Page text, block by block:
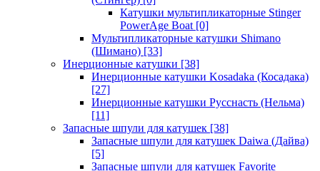
Катушки мультипликаторные Stinger
PowerAge Boat [0]
Мультипликаторные катушки Shimano
(Шимано) [33]
Инерционные катушки [38]
Инерционные катушки Kosadaka (Косадака)
[27]
Инерционные катушки Русснасть (Нельма)
[11]
Запасные шпули для катушек [38]
Запасные шпули для катушек Daiwa (Дайва)
[5]
Запасные шпули для катушек Favorite